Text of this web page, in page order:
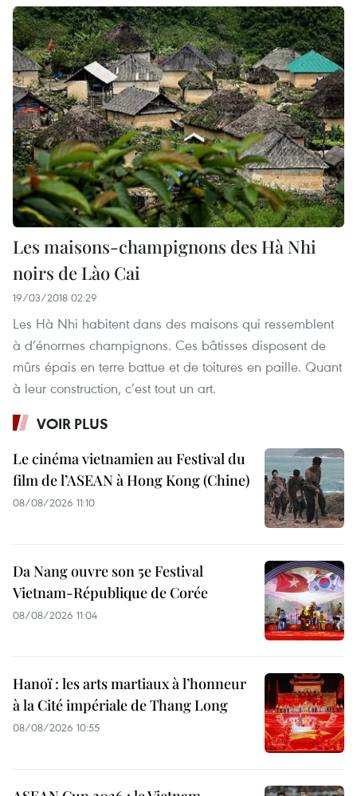
Les maisons-champignons des Hà Nhi
noirs de Lào Cai
19/03/2018 02:29
Les Hà Nhi habitent dans des maisons qui ressemblent
à d’énormes champignons. Ces bâtisses disposent de
mûrs épais en terre battue et de toitures en paille. Quant
à leur construction, c’est tout un art.
VOIR PLUS
Le cinéma vietnamien au Festival du
film de l’ASEAN à Hong Kong (Chine)
08/08/2026 11:10
Da Nang ouvre son 5e Festival
Vietnam-République de Corée
08/08/2026 11:04
Hanoï : les arts martiaux à l’honneur
à la Cité impériale de Thang Long
08/08/2026 10:55